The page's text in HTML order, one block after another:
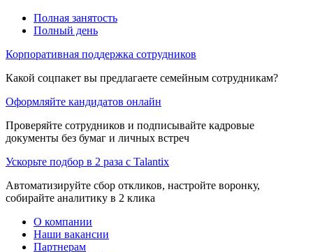
Полная занятость
Полный день
Корпоративная поддержка сотрудников
Какой соцпакет вы предлагаете семейным сотрудникам?
Оформляйте кандидатов онлайн
Проверяйте сотрудников и подписывайте кадровые
документы без бумаг и личных встреч
Ускорьте подбор в 2 раза с Talantix
Автоматизируйте сбор откликов, настройте воронку,
собирайте аналитику в 2 клика
О компании
Наши вакансии
Партнерам